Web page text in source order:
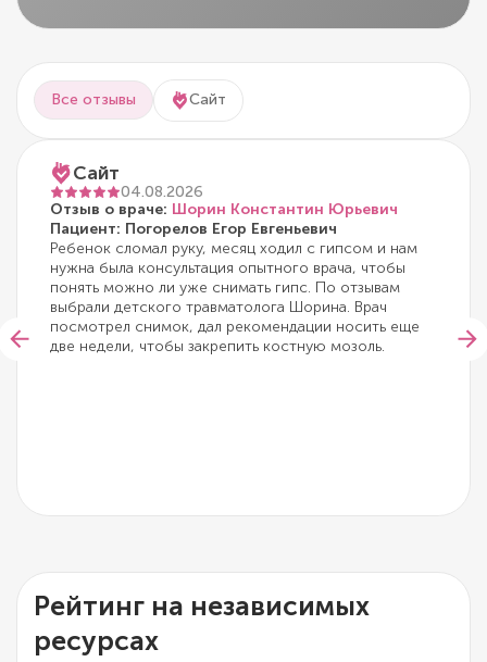
Все отзывы Сайт
Сайт
04.08.2026
Отзыв о враче: Шорин Константин Юрьевич
Пациент: Погорелов Егор Евгеньевич
Ребенок сломал руку, месяц ходил с гипсом и нам
нужна была консультация опытного врача, чтобы
понять можно ли уже снимать гипс. По отзывам
выбрали детского травматолога Шорина. Врач
посмотрел снимок, дал рекомендации носить еще
две недели, чтобы закрепить костную мозоль.
Рейтинг на независимых
ресурсах